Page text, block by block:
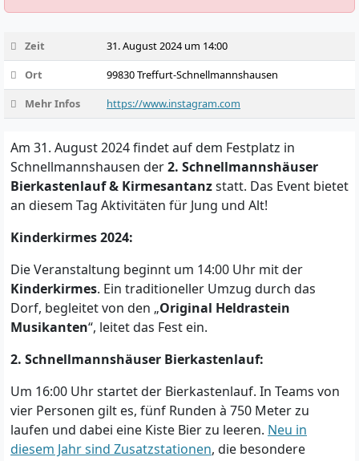
Zeit
31. August 2024 um 14:00
Ort
99830 Treffurt-Schnellmannshausen
Mehr Infos
https://www.instagram.com
Am 31. August 2024 findet auf dem Festplatz in
Schnellmannshausen der2. Schnellmannshäuser
Bierkastenlauf & Kirmesantanzstatt. Das Event bietet
an diesem Tag Aktivitäten für Jung und Alt!
Kinderkirmes 2024:
Die Veranstaltung beginnt um 14:00 Uhr mit der
Kinderkirmes. Ein traditioneller Umzug durch das
Dorf, begleitet von den „Original Heldrastein
Musikanten“, leitet das Fest ein.
2. Schnellmannshäuser Bierkastenlauf:
Um 16:00 Uhr startet der Bierkastenlauf. In Teams von
vier Personen gilt es, fünf Runden à 750 Meter zu
laufen und dabei eine Kiste Bier zu leeren. Neu in
diesem Jahr sind Zusatzstationen, die besondere